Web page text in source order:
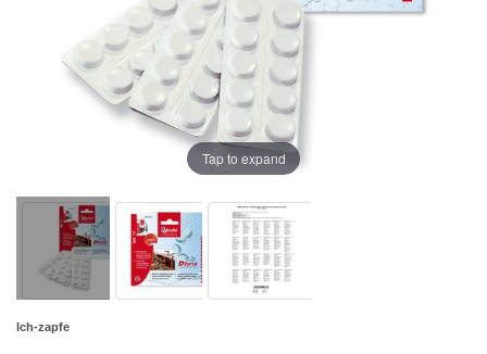
Tap to expand
Ich-zapfe